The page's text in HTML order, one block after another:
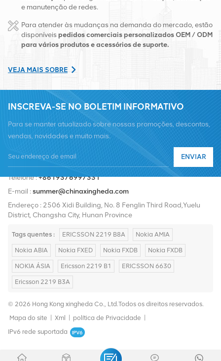
distribuição de fábrica em Changsha e Hong Kong. Em 2016,
China. Com sede na China, realizamos negócios internacionais
no Sudeste Asiático, Europa, Estados Unidos, África e Rússia,
equipamentos e serviços de manutenção abrangentes, como
transmissão, fornecimento de energia, módulos ópticos, cabos,
terminais e materiais auxiliares de suporte. Os prestadores de
serviços incluem Nokia, Ericsson, Huawei, ZTE, Bell, Alcatel,
Nortel, Siemens e Lucent. Expandiremos nossa participação no
mercado internacional com produtos de alta qualidade, serviços
de alta qualidade, preços razoáveis ​​e entrega pontual.
e manutenção de redes.
Para atender às mudanças na demanda do mercado, estão
disponíveispedidos comerciais personalizados OEM / ODM
para vários produtos e acessórios de suporte.
VEJA MAIS SOBRE
INSCREVA-SE NO BOLETIM INFORMATIVO
Para se manter atualizado sobre nossas promoções, descontos,
vendas, novidades e muito mais.
ENVIAR
Telefone :+8619376997331
E-mail :summer@chinaxingheda.com
Endereço : 2506 Xidi Building, No. 8 Fenglin Third Road,Yuelu
District, Changsha City, Hunan Province
Tags quentes : ERICSSON 2219 B8A Nokia AMIA
Nokia ABIA Nokia FXED Nokia FXDB Nokia FXDB
NOKIA ÁSIA Ericsson 2219 B1 ERICSSON 6630
Ericsson 2219 B3A
© 2026 Hong Kong xingheda Co., Ltd.Todos os direitos reservados.
Mapa do site
Xml política de Privacidade
IPv6 rede suportada